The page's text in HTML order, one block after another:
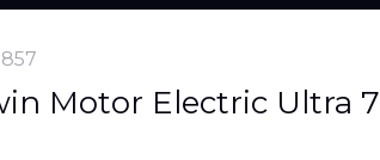
Motor Electric Ultra 7